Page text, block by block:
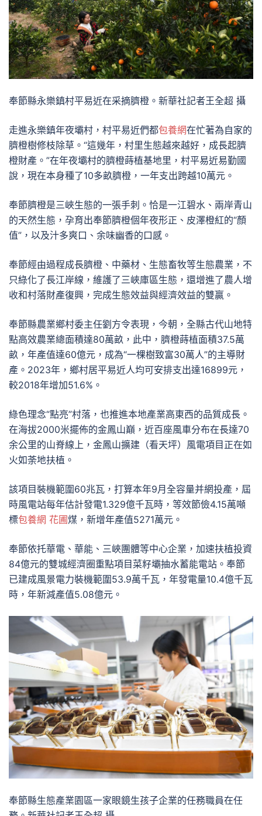
奉節縣永樂鎮村平易近在采摘臍橙。新華社記者王全超 攝
走進永樂鎮年夜壩村，村平易近們都包養網在忙著為自家的
臍橙樹修枝除草。“這幾年，村里生態越來越好，成長起臍
橙財產。”在年夜壩村的臍橙蒔植基地里，村平易近易勤國
說，現在本身種了10多畝臍橙，一年支出跨越10萬元。
奉節臍橙是三峽生態的一張手刺。恰是一江碧水、兩岸青山
的天然生態，孕育出奉節臍橙個年夜形正、皮澤橙紅的“顏
值”，以及汁多爽口、余味幽香的口感。
奉節經由過程成長臍橙、中藥材、生態畜牧等生態農業，不
只綠化了長江岸線，維護了三峽庫區生態，還增進了農人增
收和村落財產復興，完成生態效益與經濟效益的雙贏。
奉節縣農業鄉村委主任劉方令表現，今朝，全縣古代山地特
點高效農業總面積達80萬畝，此中，臍橙蒔植面積37.5萬
畝，年產值達60億元，成為“一棵樹致富30萬人”的主導財
產。2023年，鄉村居平易近人均可安排支出達16899元，
較2018年增加51.6%。
綠色理念“點亮”村落，也推進本地產業高東西的品質成長。
在海拔2000米擺佈的金鳳山巔，近百座風車分布在長達70
余公里的山脊線上，金鳳山擴建（看天坪）風電項目正在如
火如荼地扶植。
該項目裝機範圍60兆瓦，打算本年9月全容量并網投產，屆
時風電站每年估計發電1.329億千瓦時，等效節儉4.15萬噸
標包養網 花圃煤，新增年產值5271萬元。
奉節依托華電、華能、三峽團體等中心企業，加速扶植投資
84億元的雙城經濟圈重點項目菜籽壩抽水蓄能電站。奉節
已建成風景電力裝機範圍53.9萬千瓦，年發電量10.4億千瓦
時，年新減產值5.08億元。
奉節縣生態產業園區一家眼鏡生孩子企業的任務職員在任